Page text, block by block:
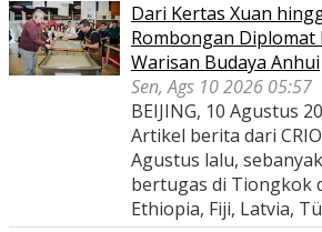
Dari Kertas Xuan
Rombongan Diplomat
Warisan Budaya Anhui
Sen, Ags 10 2026 05:57
BEIJING, 10 Agustus
Artikel berita dari
Agustus lalu,
bertugas di Tiongkok
Ethiopia, Fiji, Latvia,